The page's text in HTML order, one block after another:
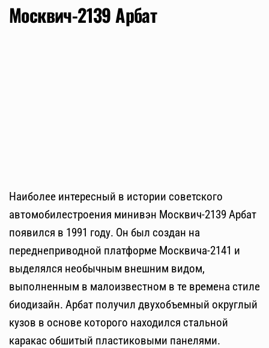
Москвич-2139 Арбат
Наиболее интересный в истории советского
автомобилестроения минивэн Москвич-2139 Арбат
появился в 1991 году. Он был создан на
переднеприводной платформе Москвича-2141 и
выделялся необычным внешним видом,
выполненным в малоизвестном в те времена стиле
биодизайн. Арбат получил двухобъемный округлый
кузов в основе которого находился стальной
каракас обшитый пластиковыми панелями.